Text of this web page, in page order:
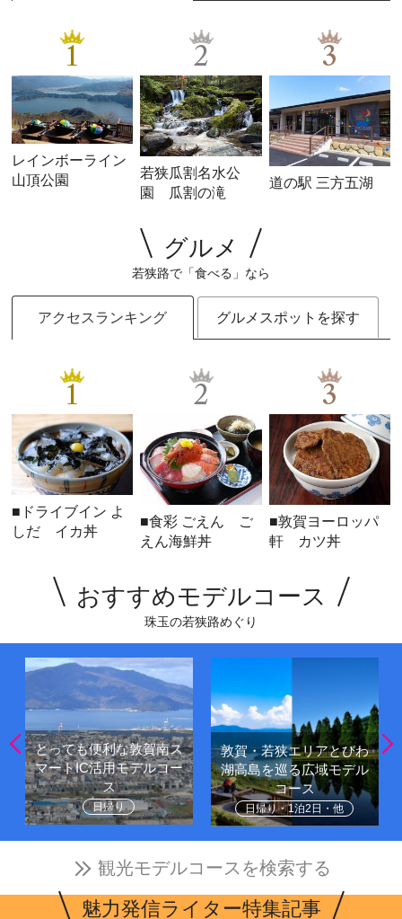
1
レインボーライン
山頂公園
2
若狭瓜割名水公
園 瓜割の滝
3
道の駅 三方五湖
グルメ
若狭路で「食べる」なら
アクセスランキング グルメスポットを探す
1
■ドライブイン よ
しだ イカ丼
2
■食彩 ごえん ご
えん海鮮丼
3
■敦賀ヨーロッパ
軒 カツ丼
おすすめモデルコース
珠玉の若狭路めぐり
とっても便利な敦賀南ス
マートIC活用モデルコー
ス
日帰り
敦賀・若狭エリアとびわ
湖高島を巡る広域モデル
コース
日帰り・1泊2日・他
観光モデルコースを検索する
魅力発信ライター特集記事